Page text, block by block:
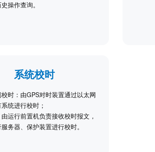
操作查询。
系统校时
时：由GPS对时装置通过以太网
统进行校时；
运行前置机负责接收校时报文，
务器、保护装置进行校时。